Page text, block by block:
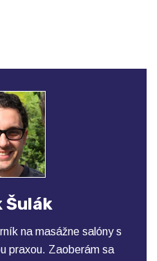
Šulák
na masážne salóny s
praxou. Zaoberám sa